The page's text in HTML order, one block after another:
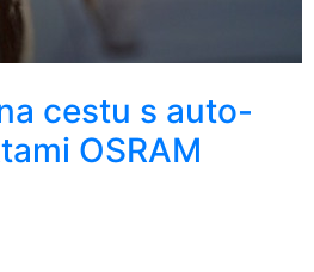
cestu s auto-
OSRAM